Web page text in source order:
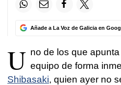
Añade a La Voz de Galicia en
U no de los que
equipo de forma
Shibasaki, quien ayer no